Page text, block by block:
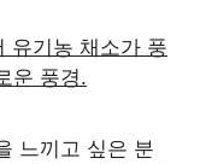
느끼고 싶은 분